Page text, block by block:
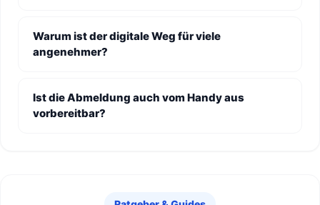
Warum ist der digitale Weg für viele
angenehmer?
Ist die Abmeldung auch vom Handy aus
vorbereitbar?